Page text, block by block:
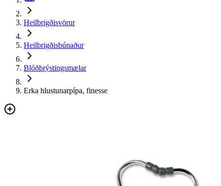
Heilbrigðisvörur
Heilbrigðisbúnaður
Blóðþrýstingsmælar
Erka hlustunarpípa, finesse